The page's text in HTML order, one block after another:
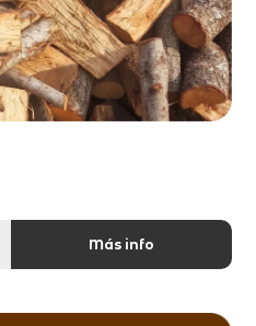
Más info